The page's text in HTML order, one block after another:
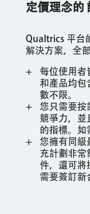
定價理念的
Qualtrics 平台
解決方案，全
每位使用者
和產品均包
數不限。
您只需要按
競爭力，並
的指標。如
您擁有同級
充計劃非常
件，還可將
需要簽訂新